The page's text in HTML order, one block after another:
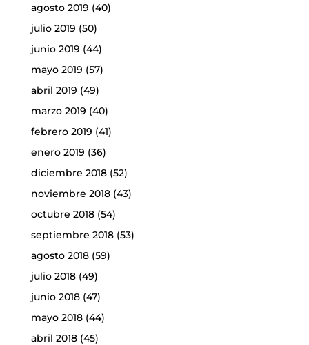
agosto 2019 (40)
julio 2019 (50)
junio 2019 (44)
mayo 2019 (57)
abril 2019 (49)
marzo 2019 (40)
febrero 2019 (41)
enero 2019 (36)
diciembre 2018(52)
noviembre 2018(43)
octubre 2018(54)
septiembre 2018(53)
agosto 2018(59)
julio 2018(49)
junio 2018(47)
mayo 2018(44)
abril 2018(45)